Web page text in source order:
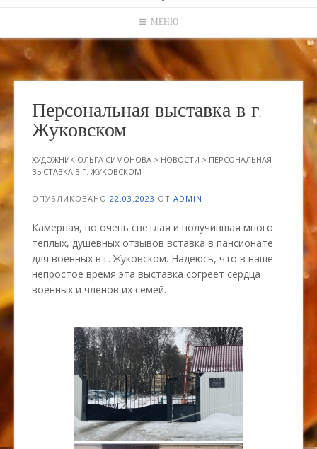
МЕНЮ
Персональная выставка в г.
Жуковском
ХУДОЖНИК ОЛЬГА СИМОНОВА > НОВОСТИ > ПЕРСОНАЛЬНАЯ
ВЫСТАВКА В Г. ЖУКОВСКОМ
ОПУБЛИКОВАНО 22.03.2023 ОТ ADMIN
Камерная, но очень светлая и получившая много
теплых, душевных отзывов вставка в пансионате
для военных в г. Жуковском. Надеюсь, что в наше
непростое время эта выставка согреет сердца
военных и членов их семей.